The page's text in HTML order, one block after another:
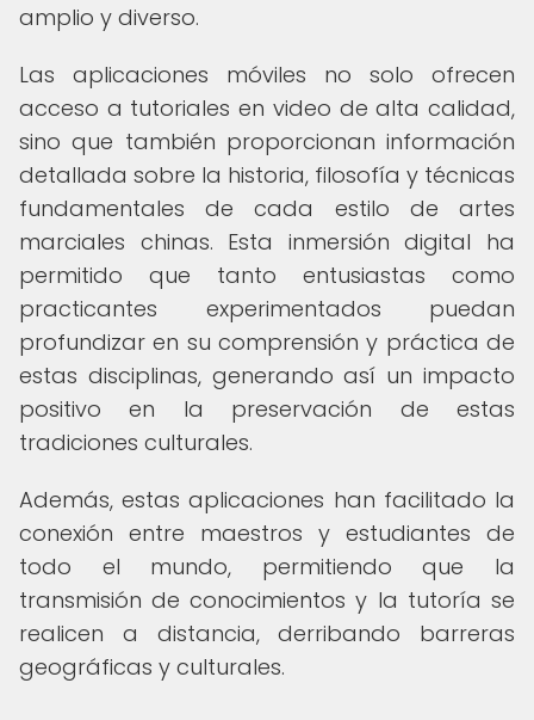
amplio y diverso.
Las aplicaciones móviles no solo ofrecen
acceso a tutoriales en video de alta calidad,
sino que también proporcionan información
detallada sobre la historia, filosofía y técnicas
fundamentales de cada estilo de artes
marciales chinas. Esta inmersión digital ha
permitido que tanto entusiastas como
practicantes experimentados puedan
profundizar en su comprensión y práctica de
estas disciplinas, generando así un impacto
positivo en la preservación de estas
tradiciones culturales.
Además, estas aplicaciones han facilitado la
conexión entre maestros y estudiantes de
todo el mundo, permitiendo que la
transmisión de conocimientos y la tutoría se
realicen a distancia, derribando barreras
geográficas y culturales.